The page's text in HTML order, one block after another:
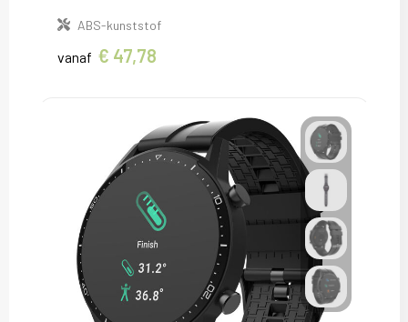
ABS-kunststof
vanaf € 47,78